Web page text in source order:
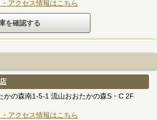
アクセス情報はこちら
かの森南1-5-1 流山おおたかの森S・C 2F
アクセス情報はこちら